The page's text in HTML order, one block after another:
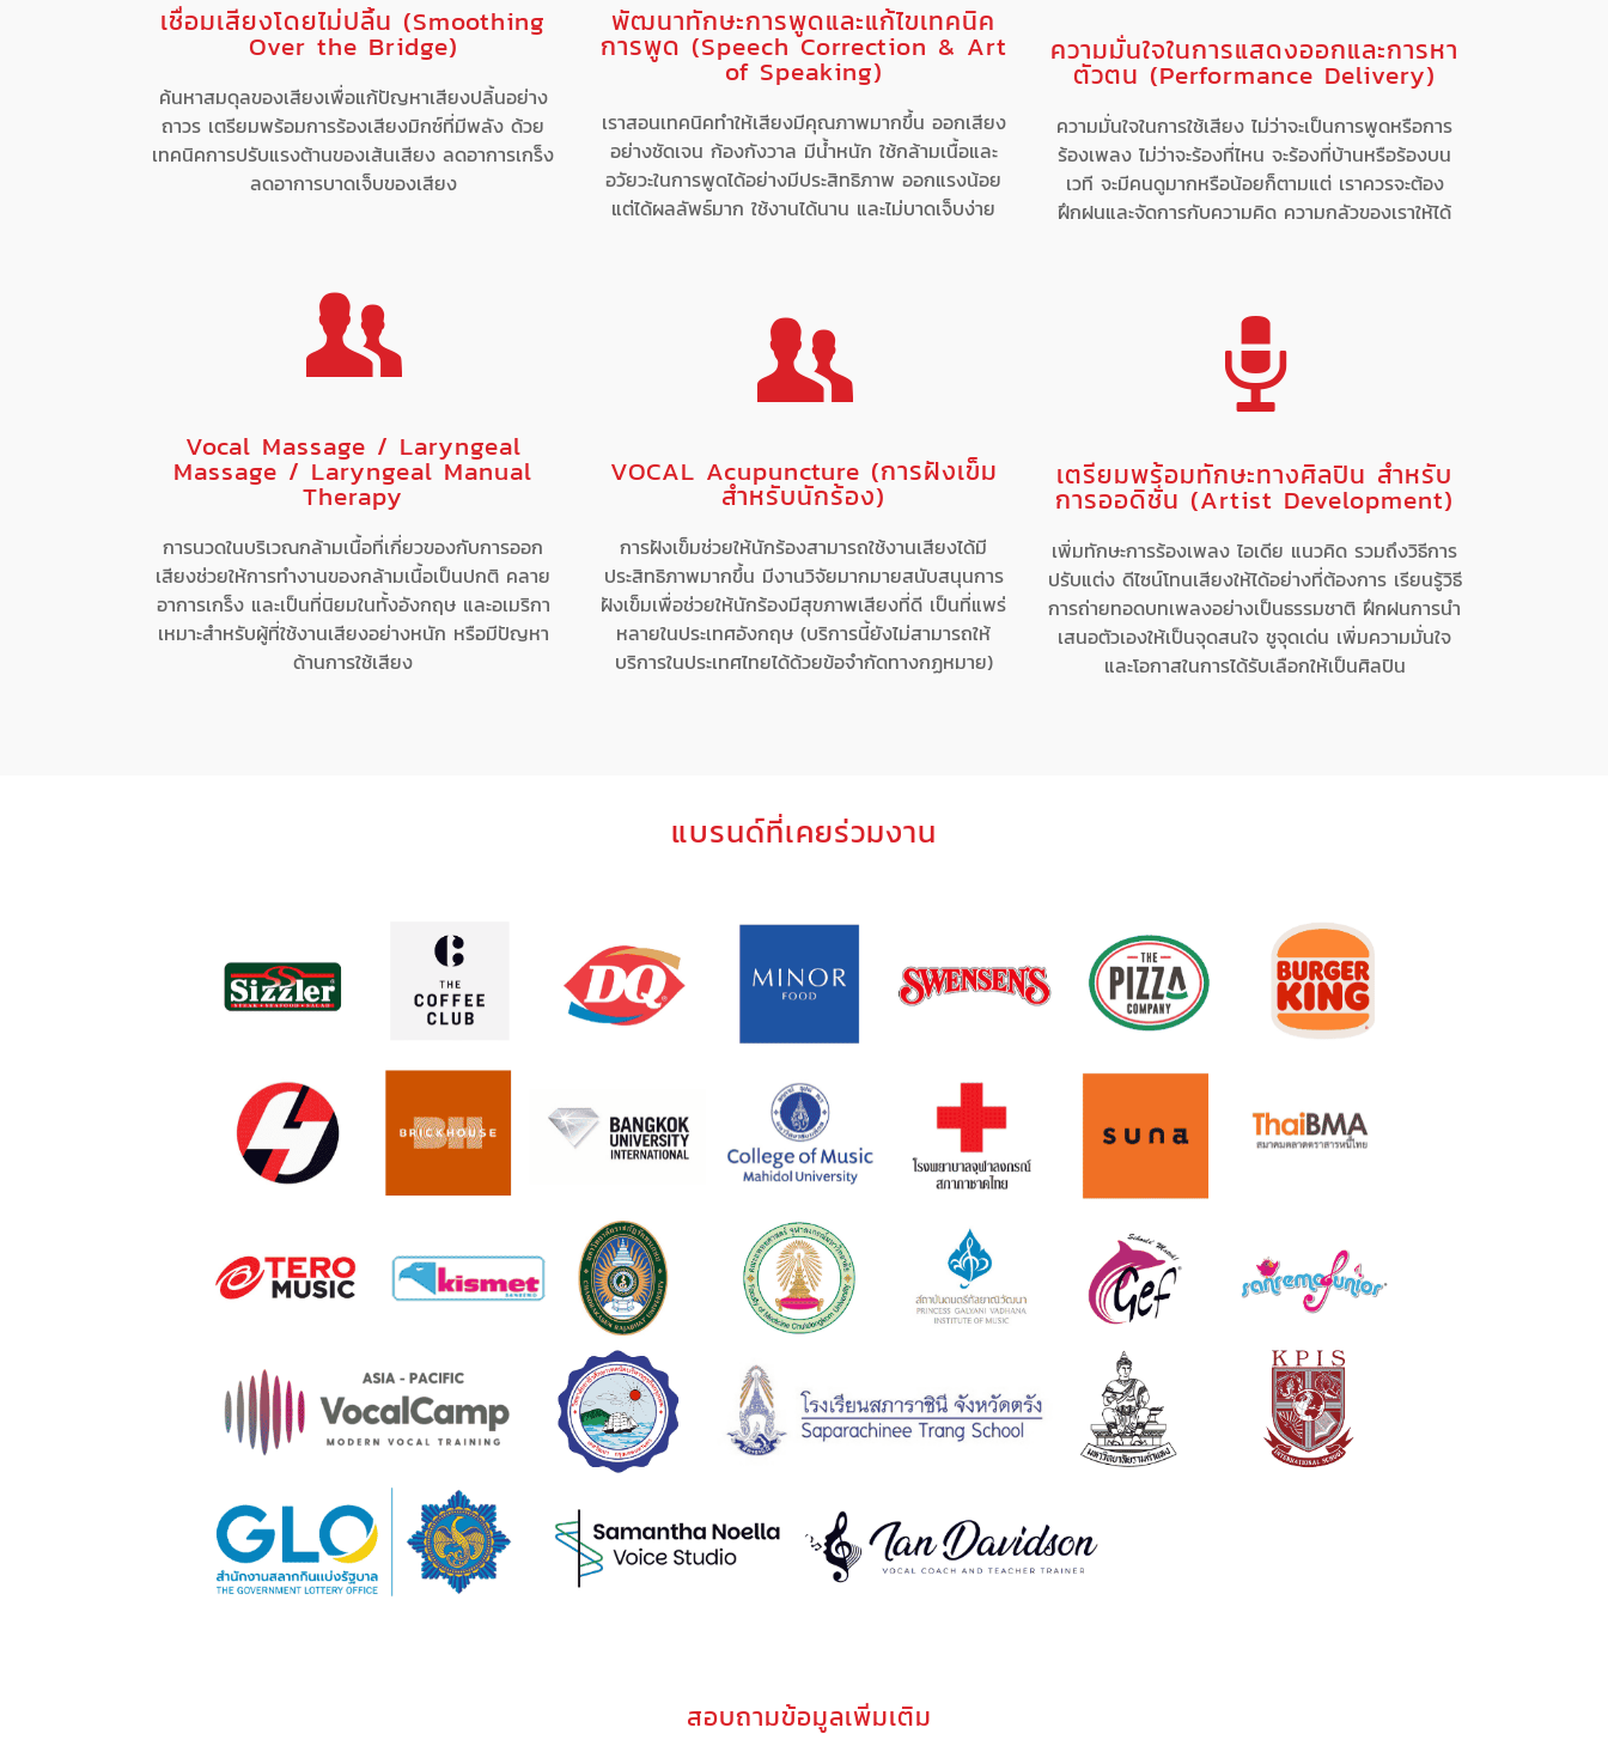
เชื่อมเสียงโดยไม่ปลิ้น (Smoothing
Over the Bridge)
ค้นหาสมดุลของเสียงเพื่อแก้ปัญหาเสียงปลิ้นอย่าง
ถาวร เตรียมพร้อมการร้องเสียงมิกซ์ที่มีพลัง ด้วย
เทคนิคการปรับแรงต้านของเส้นเสียง ลดอาการเกร็ง
ลดอาการบาดเจ็บของเสียง
Vocal Massage / Laryngeal
Massage / Laryngeal Manual
Therapy
การนวดในบริเวณกล้ามเนื้อที่เกี่ยวของกับการออก
เสียงช่วยให้การทำงานของกล้ามเนื้อเป็นปกติ คลาย
อาการเกร็ง และเป็นที่นิยมในทั้งอังกฤษ และอเมริกา
เหมาะสำหรับผู้ที่ใช้งานเสียงอย่างหนัก หรือมีปัญหา
ด้านการใช้เสียง
พัฒนาทักษะการพูดและแก้ไขเทคนิค
การพูด (Speech Correction & Art
of Speaking)
เราสอนเทคนิคทำให้เสียงมีคุณภาพมากขึ้น ออกเสียง
อย่างชัดเจน ก้องกังวาล มีน้ำหนัก ใช้กล้ามเนื้อและ
อวัยวะในการพูดได้อย่างมีประสิทธิภาพ ออกแรงน้อย
แต่ได้ผลลัพธ์มาก ใช้งานได้นาน และไม่บาดเจ็บง่าย
VOCAL Acupuncture (การฝังเข็ม
สำหรับนักร้อง)
การฝังเข็มช่วยให้นักร้องสามารถใช้งานเสียงได้มี
ประสิทธิภาพมากขึ้น มีงานวิจัยมากมายสนับสนุนการ
ฝังเข็มเพื่อช่วยให้นักร้องมีสุขภาพเสียงที่ดี เป็นที่แพร่
หลายในประเทศอังกฤษ (บริการนี้ยังไม่สามารถให้
บริการในประเทศไทยได้ด้วยข้อจำกัดทางกฏหมาย)
ความมั่นใจในการแสดงออกและการหา
ตัวตน (Performance Delivery)
ความมั่นใจในการใช้เสียง ไม่ว่าจะเป็นการพูดหรือการ
ร้องเพลง ไม่ว่าจะร้องที่ไหน จะร้องที่บ้านหรือร้องบน
เวที จะมีคนดูมากหรือน้อยก็ตามแต่ เราควรจะต้อง
ฝึกฝนและจัดการกับความคิด ความกลัวของเราให้ได้
เตรียมพร้อมทักษะทางศิลปิน สำหรับ
การออดิชั่น (Artist Development)
เพิ่มทักษะการร้องเพลง ไอเดีย แนวคิด รวมถึงวิธีการ
ปรับแต่ง ดีไซน์โทนเสียงให้ได้อย่างที่ต้องการ เรียนรู้วิธี
การถ่ายทอดบทเพลงอย่างเป็นธรรมชาติ ฝึกฝนการนำ
เสนอตัวเองให้เป็นจุดสนใจ ชูจุดเด่น เพิ่มความมั่นใจ
และโอกาสในการได้รับเลือกให้เป็นศิลปิน
แบรนด์ที่เคยร่วมงาน
สอบถามข้อมูลเพิ่มเติม